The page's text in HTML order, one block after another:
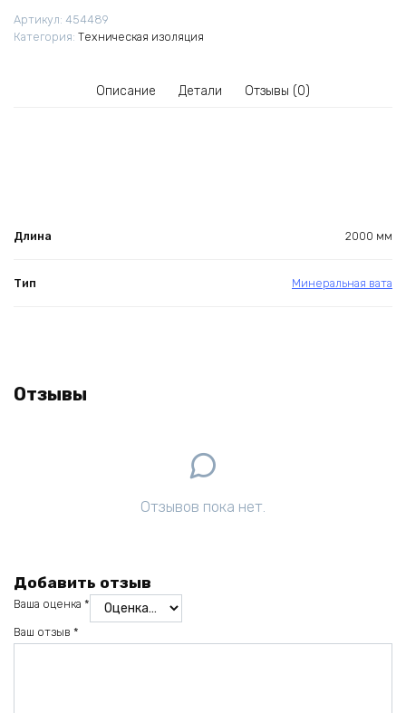
мм
Артикул: 454489
Категория: Техническая изоляция
Описание Детали Отзывы (0)
Длина 2000 мм
Тип Минеральная вата
Отзывы
Отзывов пока нет.
Добавить отзыв
Ваша оценка *
Ваш отзыв *